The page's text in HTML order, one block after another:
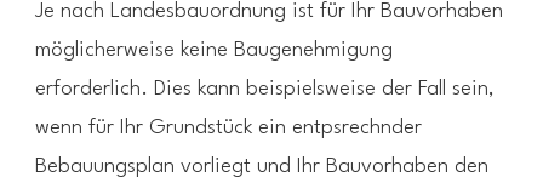
Je nach Landesbauordnung ist für Ihr Bauvorhaben
möglicherweise keine Baugenehmigung
erforderlich. Dies kann beispielsweise der Fall sein,
wenn für Ihr Grundstück ein entpsrechnder
Bebauungsplan vorliegt und Ihr Bauvorhaben den